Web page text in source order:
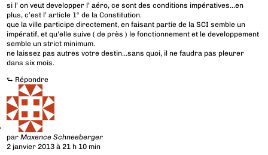
si l’ on veut developper l’ aéro, ce sont des conditions impératives…en
plus, c’est l’ article 1° de la Constitution.
que la ville participe directement, en faisant partie de la SCI semble un
impératif, et qu’elle suive ( de près ) le fonctionnement et le developpement
semble un strict minimum.
ne laissez pas autres votre destin…sans quoi, il ne faudra pas pleurer
dans six mois.
⮑ Répondre
parMaxence Schneeberger
2 janvier 2013 à 21 h 10 min